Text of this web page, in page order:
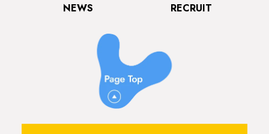
NEWS RECRUIT